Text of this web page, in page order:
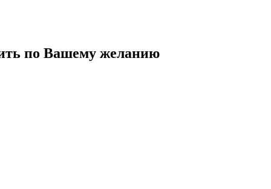
по Вашему желанию